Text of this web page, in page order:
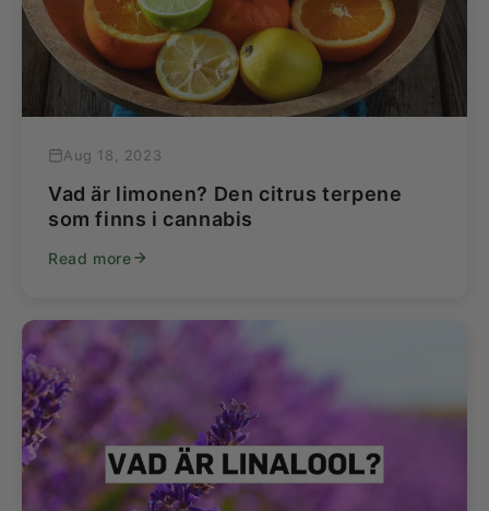
Aug 18, 2023
Vad är limonen? Den citrus terpene
som finns i cannabis
Read more